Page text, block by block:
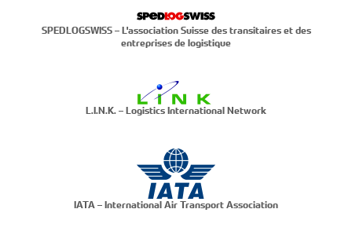
SPEDLOGSWISS – L'association Suisse des transitaires et des
entreprises de logistique
L.I.N.K. – Logistics International Network
IATA – International Air Transport Association